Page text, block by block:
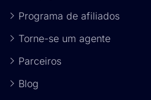
Programa de afiliados
Torne-se um agente
Parceiros
Blog